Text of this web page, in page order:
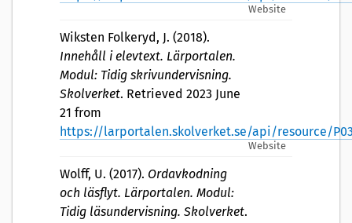
Website
Wiksten Folkeryd, J. (2018).
Innehåll i elevtext. Lärportalen.
Modul: Tidig skrivundervisning.
Skolverket. Retrieved 2023 June
21 from
https://larportalen.skolverket.se/api/resource/
Website
Wolff, U. (2017). Ordavkodning
och läsflyt. Lärportalen. Modul:
Tidig läsundervisning. Skolverket.